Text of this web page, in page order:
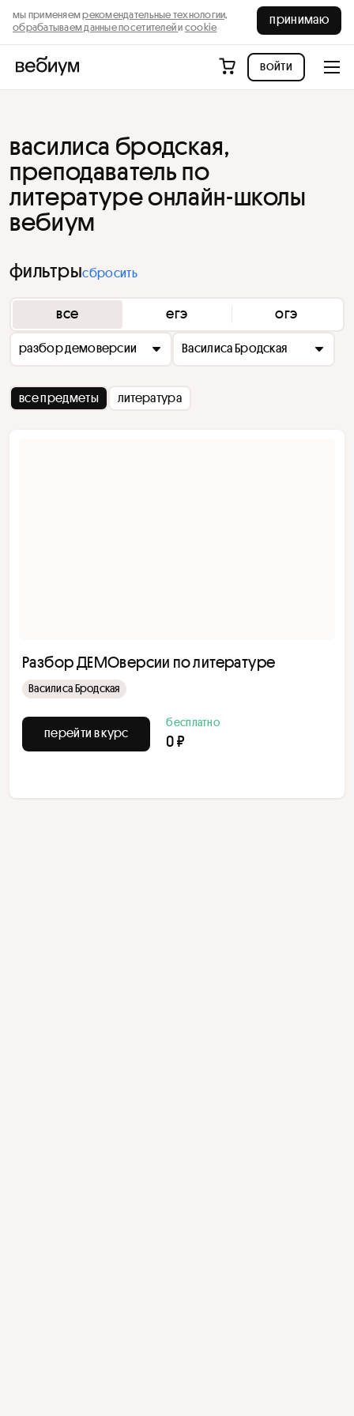
мы применяемрекомендательные технологии,
обрабатываем данные посетителейи cookie
принимаю
войти
василиса бродская,
преподаватель по
литературе онлайн-школы
вебиум
фильтрысбросить
все егэ огэ
разбор демоверсии Василиса Бродская
все предметы литература
Разбор ДЕМОверсии по литературе
Василиса Бродская
перейти в курс
бесплатно
0 ₽